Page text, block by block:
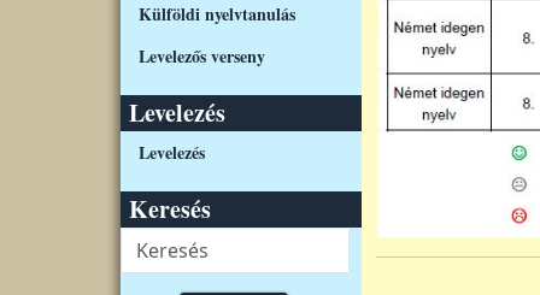
Külföldi nyelvtanulás
Levelezős verseny
Levelezés
Levelezés
Keresés
Keresés